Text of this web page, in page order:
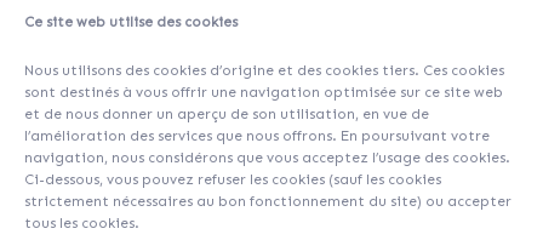
Ce site web utilise des cookies
Nous utilisons des cookies d’origine et des cookies tiers. Ces cookies
sont destinés à vous offrir une navigation optimisée sur ce site web
et de nous donner un aperçu de son utilisation, en vue de
l’amélioration des services que nous offrons. En poursuivant votre
navigation, nous considérons que vous acceptez l’usage des cookies.
Ci-dessous, vous pouvez refuser les cookies (sauf les cookies
strictement nécessaires au bon fonctionnement du site) ou accepter
tous les cookies.